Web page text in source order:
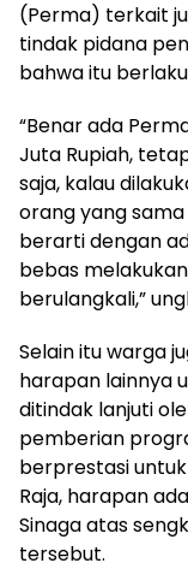
(Perma) terkait
tindak pidana
bahwa itu
“Benar ada
Juta Rupiah,
saja, kalau
orang yang
berarti dengan
bebas
berulangkali,”
Selain itu warga
harapan lainnya
ditindak lanjuti
pemberian
berprestasi
Raja, harapan
Sinaga atas
tersebut.